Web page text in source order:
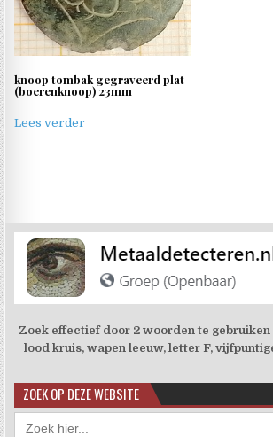
knoop tombak gegraveerd plat
(boerenknoop) 23mm
Lees verder
Zoek effectief door 2 woorden te
lood kruis, wapen leeuw, letter F,
ZOEK OP DEZE WEBSITE
Zoek
naar: